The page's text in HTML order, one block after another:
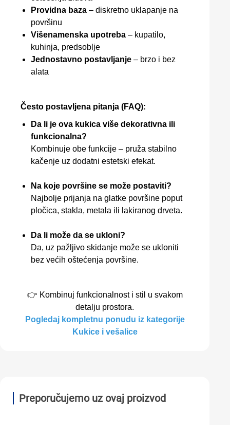
Providna baza – diskretno uklapanje na
površinu
Višenamenska upotreba – kupatilo,
kuhinja, predsoblje
Jednostavno postavljanje – brzo i bez
alata
Često postavljena pitanja (FAQ):
Da li je ova kukica više dekorativna ili
funkcionalna?
Kombinuje obe funkcije – pruža stabilno
kačenje uz dodatni estetski efekat.
Na koje površine se može postaviti?
Najbolje prijanja na glatke površine poput
pločica, stakla, metala ili lakiranog drveta.
Da li može da se ukloni?
Da, uz pažljivo skidanje može se ukloniti
bez većih oštećenja površine.
👉 Kombinuj funkcionalnost i stil u svakom
detalju prostora.
Pogledaj kompletnu ponudu iz kategorije
Kukice i vešalice
Preporučujemo uz ovaj proizvod